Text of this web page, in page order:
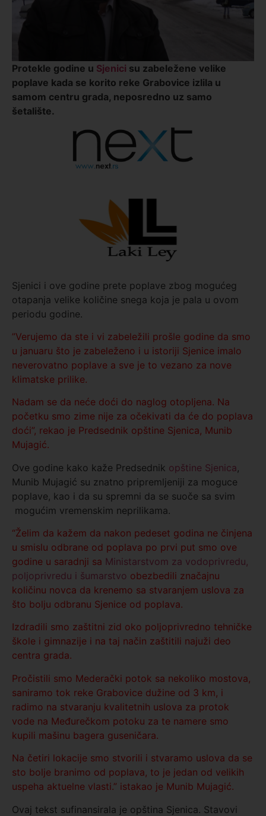
Protekle godine u Sjenici su zabeležene velike
poplave kada se korito reke Grabovice izlila u
samom centru grada, neposredno uz samo
šetalište.
Sjenici i ove godine prete poplave zbog mogućeg
otapanja velike količine snega koja je pala u ovom
periodu godine.
”Verujemo da ste i vi zabeležili prošle godine da smo
u januaru što je zabeleženo i u istoriji Sjenice imalo
neverovatno poplave a sve je to vezano za nove
klimatske prilike.
Nadam se da neće doći do naglog otopljena. Na
početku smo zime nije za očekivati da će do poplava
doći”, rekao je Predsednik opštine Sjenica, Munib
Mujagić.
Ove godine kako kaže Predsednik opštine Sjenica,
Munib Mujagić su znatno pripremljeniji za moguce
poplave, kao i da su spremni da se suoče sa svim
mogućim vremenskim neprilikama.
“Želim da kažem da nakon pedeset godina ne činjena
u smislu odbrane od poplava po prvi put smo ove
godine u saradnji sa Ministarstvom za vodoprivredu,
poljoprivredu i šumarstvo obezbedili značajnu
količinu novca da krenemo sa stvaranjem uslova za
što bolju odbranu Sjenice od poplava.
Izdradili smo zaštitni zid oko poljoprivredno tehničke
škole i gimnazije i na taj način zaštitili najuži deo
centra grada.
Pročistili smo Mederački potok sa nekoliko mostova,
saniramo tok reke Grabovice dužine od 3 km, i
radimo na stvaranju kvalitetnih uslova za protok
vode na Međurečkom potoku za te namere smo
kupili mašinu bagera guseničara.
Na četiri lokacije smo stvorili i stvaramo uslova da se
sto bolje branimo od poplava, to je jedan od velikih
uspeha aktuelne vlasti.” istakao je Munib Mujagić.
Ovaj tekst sufinansirala je opština Sjenica. Stavovi